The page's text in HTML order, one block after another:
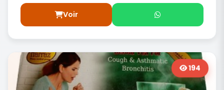
Voir
194